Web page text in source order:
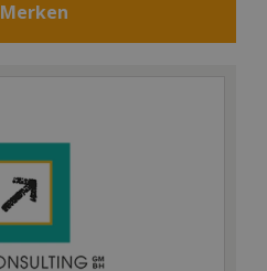
Merken